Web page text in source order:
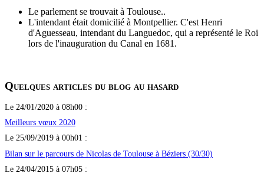
Le parlement se trouvait à Toulouse..
L'intendant était domicilié à Montpellier. C'est Henri
d'Aguesseau, intendant du Languedoc, qui a représenté le Roi
lors de l'inauguration du Canal en 1681.
Quelques articles du blog au hasard
Le 24/01/2020 à 08h00 :
Meilleurs vœux 2020
Le 25/09/2019 à 00h01 :
Bilan sur le parcours de Nicolas de Toulouse à Béziers (30/30)
Le 24/04/2015 à 07h05 :